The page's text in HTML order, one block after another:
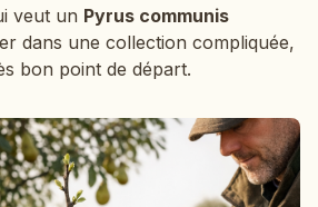
veut un Pyrus communis
dans une collection compliquée,
bon point de départ.